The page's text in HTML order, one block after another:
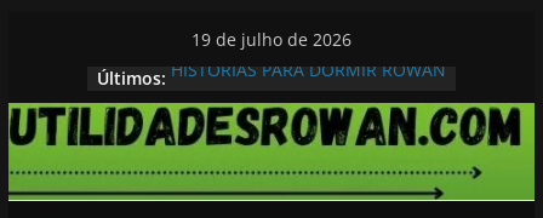
conteúdo
19 de julho de 2026
Últimos: HISTORIAS PARA DORMIR ROWAN